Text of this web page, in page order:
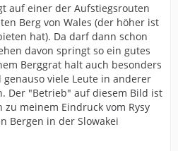
auf einer der Aufstiegsrouten
Berg von Wales (der höher ist
hat). Da darf dann schon
davon springt so ein gutes
Berggrat halt auch besonders
viele Leute in anderer
Der "Betrieb" auf diesem Bild ist
meinem Eindruck vom Rysy
Bergen in der Slowakei